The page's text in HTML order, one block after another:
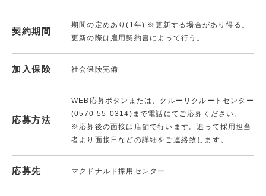
契約期間
期間の定めあり(1年) ※更新する場合があり得る。
更新の際は雇用契約書によって行う。
加入保険 社会保険完備
応募方法
WEB応募ボタンまたは、クルーリクルートセンター
(0570-55-0314)まで電話にてご応募ください。
※応募後の面接は店舗で行います。追って採用担当
者より面接日などの詳細をご連絡致します。
応募先 マクドナルド採用センター